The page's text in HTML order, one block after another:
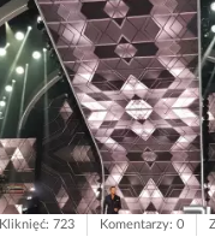
Kliknięć: 723 Komentarzy: 0